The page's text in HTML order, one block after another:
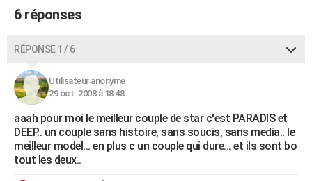
Carte de Noël
Carte Bonne année
Carte Saint-Valentin
Carte Pâques
Carte d'anniversaire
DICTIONNAIRE
Dictionnaire
Biographies
Citations
Expressions
Proverbes
PROGRAMME TV
COPAINS D'AVANT
6 réponses
RÉPONSE 1 / 6
Utilisateur anonyme
29 oct. 2008 à 18:48
aaah pour moi le meilleur couple de star c'est PARADIS et
DEEP.. un couple sans histoire, sans soucis, sans media.. le
meilleur model... en plus c un couple qui dure... et ils sont bo
tout les deux..